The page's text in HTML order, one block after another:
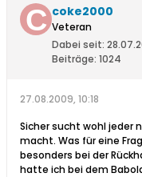
coke2000
Veteran
Dabei seit:
Beiträge: 1024
27.08.2009, 10:18
Sicher sucht wohl jeder
macht. Was für eine
besonders bei der
hatte ich bei dem